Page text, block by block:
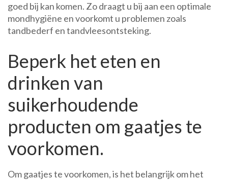
goed bij kan komen. Zo draagt u bij aan een optimale
mondhygiëne en voorkomt u problemen zoals
tandbederf en tandvleesontsteking.
Beperk het eten en
drinken van
suikerhoudende
producten om gaatjes te
voorkomen.
Om gaatjes te voorkomen, is het belangrijk om het